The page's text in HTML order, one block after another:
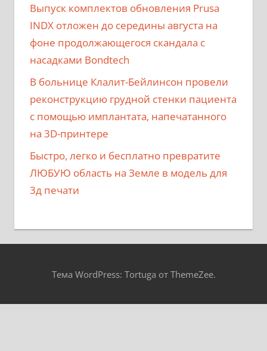
Выпуск комплектов обновления Prusa
INDX отложен до середины августа на
фоне продолжающегося скандала с
насадками Bondtech
В больнице Клалит-Бейлинсон провели
реконструкцию грудной стенки пациента
с помощью имплантата, напечатанного
на 3D-принтере
Быстро, легко и бесплатно превратите
ЛЮБУЮ область на Земле в модель для
3д печати
Тема WordPress: Tortuga от ThemeZee.